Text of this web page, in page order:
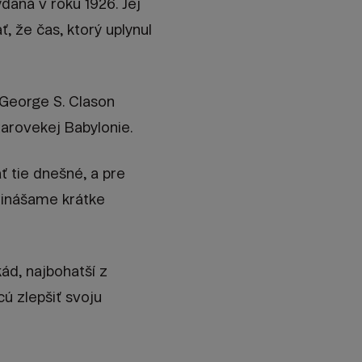
v roku 1926. Jej
že čas, ktorý uplynul
S. Clason
Babylonie.
tie dnešné, a pre
krátke
najbohatší z
zlepšiť svoju